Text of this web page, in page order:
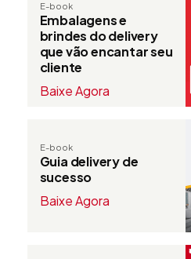
E-book
Embalagens e
brindes do delivery
que vão encantar seu
cliente
Baixe Agora
E-book
Guia delivery de
sucesso
Baixe Agora